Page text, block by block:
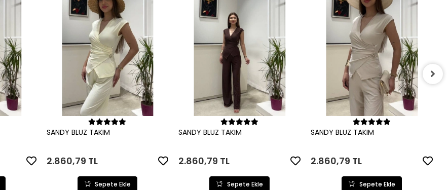
Sepete Ekle
SANDY BLUZ TAKIM
2.860,79 TL
Sepete Ekle
Sepete Ekle
SANDY BLUZ TAKIM
2.860,79 TL
Sepete Ekle
Sepete Ekle
SANDY BLUZ TAKIM
2.860,79 TL
Sepete Ekle